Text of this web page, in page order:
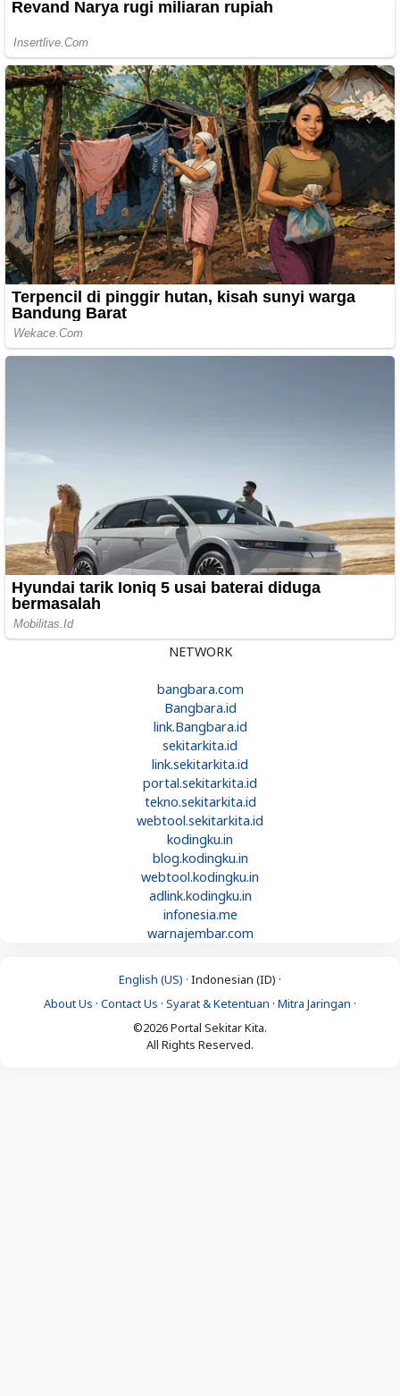
NETWORK
bangbara.com
Bangbara.id
link.Bangbara.id
sekitarkita.id
link.sekitarkita.id
portal.sekitarkita.id
tekno.sekitarkita.id
webtool.sekitarkita.id
kodingku.in
blog.kodingku.in
webtool.kodingku.in
adlink.kodingku.in
infonesia.me
warnajembar.com
English (US) · Indonesian (ID) ·
About Us · Contact Us · Syarat & Ketentuan · Mitra Jaringan ·
©2026 Portal Sekitar Kita.
All Rights Reserved.